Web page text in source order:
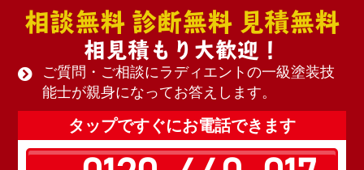
相談無料 診断無料 見積無料
相見積もり大歓迎！
ご質問・ご相談にラディエントの一級塗装技
能士が親身になってお答えします。
タップですぐにお電話できます